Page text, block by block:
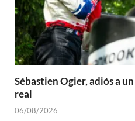
Sébastien Ogier, adiós a
real
06/08/2026